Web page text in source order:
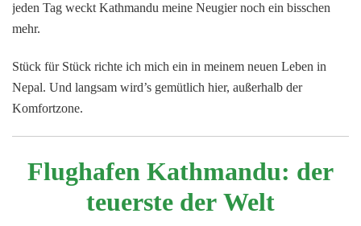
jeden Tag weckt Kathmandu meine Neugier noch ein bisschen
mehr.
Stück für Stück richte ich mich ein in meinem neuen Leben in
Nepal. Und langsam wird’s gemütlich hier, außerhalb der
Komfortzone.
Flughafen Kathmandu: der
teuerste der Welt